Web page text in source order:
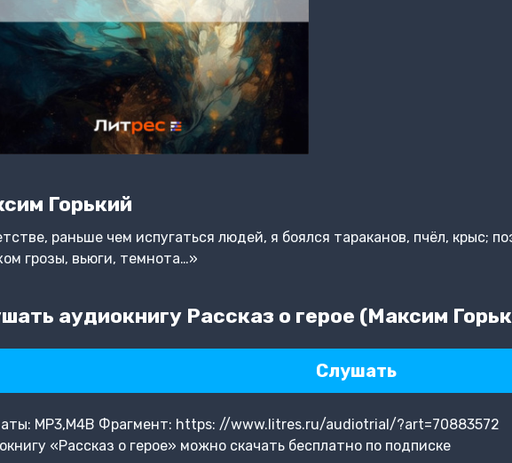
Горький
раньше чем испугаться людей, я боялся тараканов, пчёл, крыс;
грозы, вьюги, темнота…»
аудиокнигу Рассказ о герое (Максим
Слушать
MP3,M4B Фрагмент: https: //www.litres.ru/audiotrial/?art=70883572
«Рассказ о герое» можно скачать бесплатно по подписке